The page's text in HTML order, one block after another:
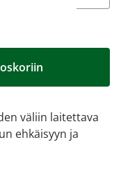
väliin laitettava
ehkäisyyn ja